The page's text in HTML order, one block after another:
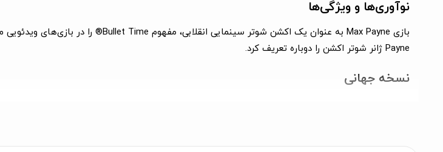
نوآوری‌ها و ویژگی‌ها
Payne ژانر شوتر اکشن را دوباره تعریف کرد.
نسخه جهانی